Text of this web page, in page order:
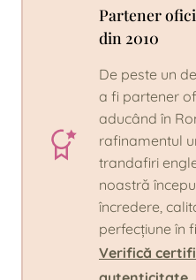
Partener
din 2010
De peste un
a fi partener
aducând în
rafinamentul
trandafiri
noastră
încredere,
perfecțiune în
Verifică